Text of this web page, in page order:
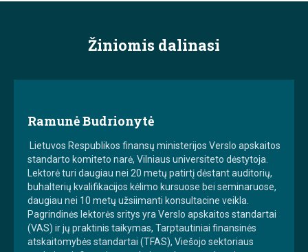
Žiniomis dalinasi
Ramunė Budrionytė
Lietuvos Respublikos finansų ministerijos Verslo apskaitos
standarto komiteto narė, Vilniaus universiteto dėstytoja.
Lektorė turi daugiau nei 20 metų patirtį dėstant auditorių,
buhalterių kvalifikacijos kėlimo kursuose bei seminaruose,
daugiau nei 10 metų užsiimanti konsultacine veikla.
Pagrindinės lektorės sritys yra Verslo apskaitos standartai
(VAS) ir jų praktinis taikymas, Tarptautiniai finansinės
atskaitomybės standartai (TFAS), Viešojo sektoriaus